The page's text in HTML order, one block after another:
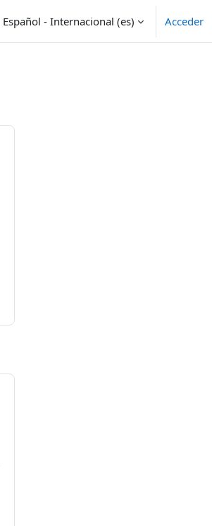
Español - Internacional ‎(es)‎ Acceder